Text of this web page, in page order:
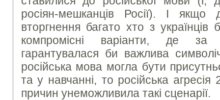
росіян-мешканців Росії). І якщо
вторгнення багато хто з українців
компромісні варіанти, де за
гарантувалася би важлива
російська мова могла бути
та у навчанні, то російська
причин унеможливила такі сценарії.